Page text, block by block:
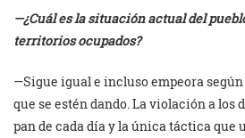
—¿Cuál es la situación actual del
territorios ocupados?
—Sigue igual e incluso empeora
que se estén dando. La violación a los
pan de cada día y la única táctica que